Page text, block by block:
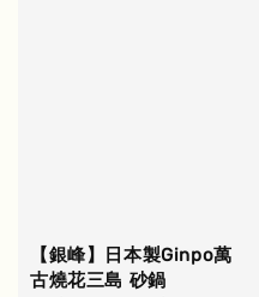
【銀峰】日本製Ginpo萬
古燒花三島 砂鍋